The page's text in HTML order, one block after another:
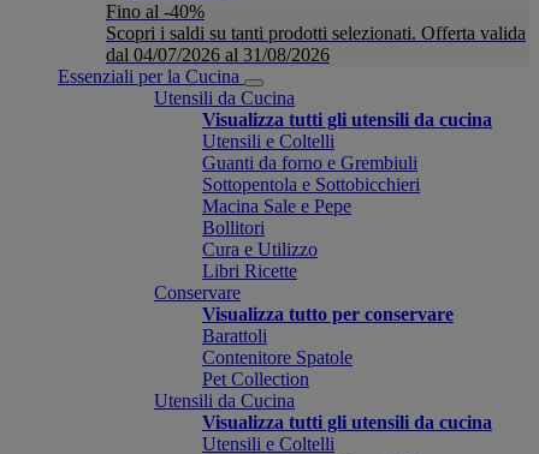
Fino al -40%
Scopri i saldi su tanti prodotti selezionati. Offerta valida
dal 04/07/2026 al 31/08/2026
Essenziali per la Cucina
Utensili da Cucina
Visualizza tutti gli utensili da cucina
Utensili e Coltelli
Guanti da forno e Grembiuli
Sottopentola e Sottobicchieri
Macina Sale e Pepe
Bollitori
Cura e Utilizzo
Libri Ricette
Conservare
Visualizza tutto per conservare
Barattoli
Contenitore Spatole
Pet Collection
Utensili da Cucina
Visualizza tutti gli utensili da cucina
Utensili e Coltelli